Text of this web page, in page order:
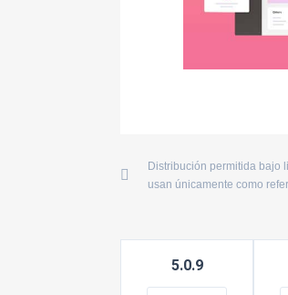
Distribución permitida bajo
usan únicamente como
5.0.9